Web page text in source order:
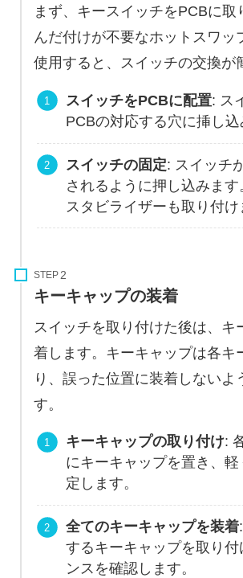
まず、キースイッチをPCBに取
んだ付けが不要なホットスワッ
使用すると、スイッチの交換が
スイッチをPCBに配置: ス
PCBの対応する穴に挿し込
スイッチの固定: スイッチ
されるように押し込みま
スタビライザーも取り付け
STEP
キーキャップの装着
スイッチを取り付けた後は、キ
着します。キーキャップは各キ
り、誤った位置に装着しないよ
す。
キーキャップの取り付け:
にキーキャップを置き、軽
定します。
全てのキーキャップを装着
するキーキャップを取り付
ンスを確認します。